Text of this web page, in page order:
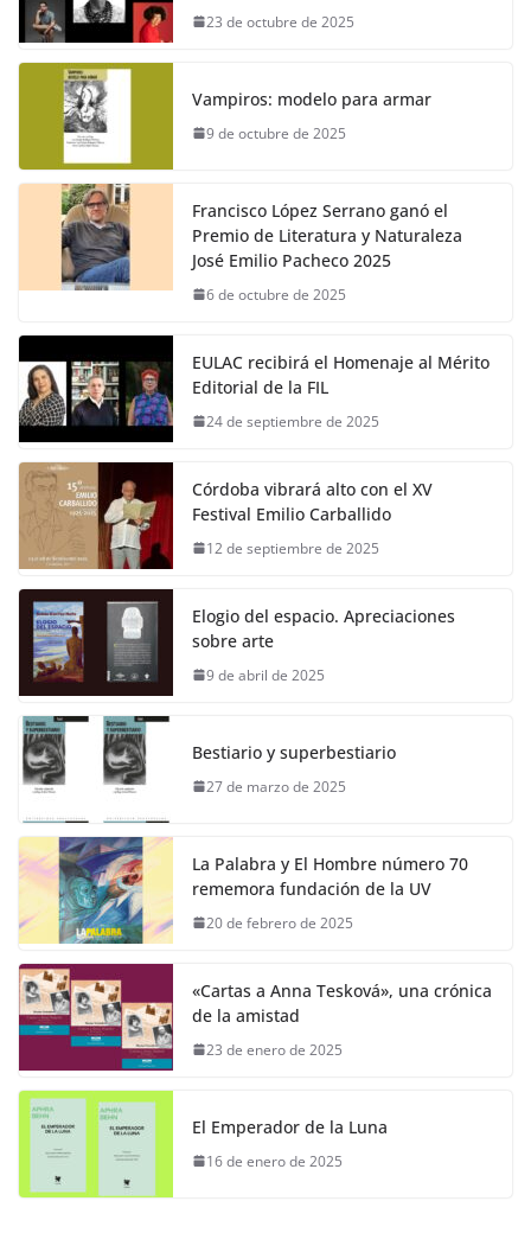
23 de octubre de 2025
Vampiros: modelo para armar
9 de octubre de 2025
Francisco López Serrano ganó el
Premio de Literatura y Naturaleza
José Emilio Pacheco 2025
6 de octubre de 2025
EULAC recibirá el Homenaje al Mérito
Editorial de la FIL
24 de septiembre de 2025
Córdoba vibrará alto con el XV
Festival Emilio Carballido
12 de septiembre de 2025
Elogio del espacio. Apreciaciones
sobre arte
9 de abril de 2025
Bestiario y superbestiario
27 de marzo de 2025
La Palabra y El Hombre número 70
rememora fundación de la UV
20 de febrero de 2025
«Cartas a Anna Tesková», una crónica
de la amistad
23 de enero de 2025
El Emperador de la Luna
16 de enero de 2025